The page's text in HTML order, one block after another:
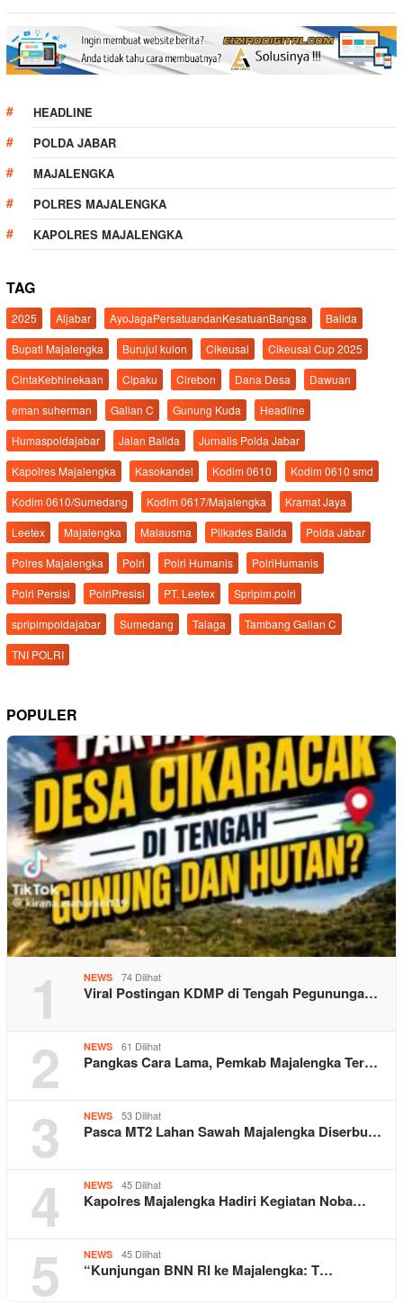
HEADLINE
POLDA JABAR
MAJALENGKA
POLRES MAJALENGKA
KAPOLRES MAJALENGKA
TAG
2025 Aljabar AyoJagaPersatuandanKesatuanBangsa
Balida
Bupati Majalengka
Burujul kulon Cikeusal
Cikeusal Cup 2025
CintaKebhinekaan
Cipaku Cirebon Dana Desa
Dawuan
eman suherman
Galian C Gunung Kuda
Headline
Humaspoldajabar
Jalan Balida
Jurnalis Polda Jabar
Kapolres Majalengka
Kasokandel Kodim 0610
Kodim 0610 smd
Kodim 0610/Sumedang
Kodim 0617/Majalengka
Kramat Jaya
Leetex
Majalengka Malausma Pilkades Balida
Polda Jabar
Polres Majalengka
Polri Polri Humanis
PolriHumanis
Polri Persisi
PolriPresisi PT. Leetex
Spripim.polri
spripimpoldajabar
Sumedang Talaga
Tambang Galian C
TNI POLRI
POPULER
1 NEWS 74 Dilihat
Viral Postingan KDMP di Tengah Pegununga…
2 NEWS 61 Dilihat
Pangkas Cara Lama, Pemkab Majalengka Ter…
3 NEWS 53 Dilihat
Pasca MT2 Lahan Sawah Majalengka Diserbu…
4 NEWS 45 Dilihat
Kapolres Majalengka Hadiri Kegiatan Noba…
5 NEWS 45 Dilihat
“Kunjungan BNN RI ke Majalengka: T…